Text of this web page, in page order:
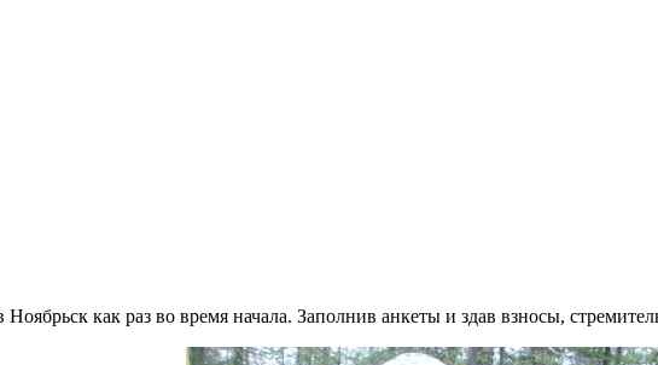
как раз во время начала. Заполнив анкеты и здав взносы,